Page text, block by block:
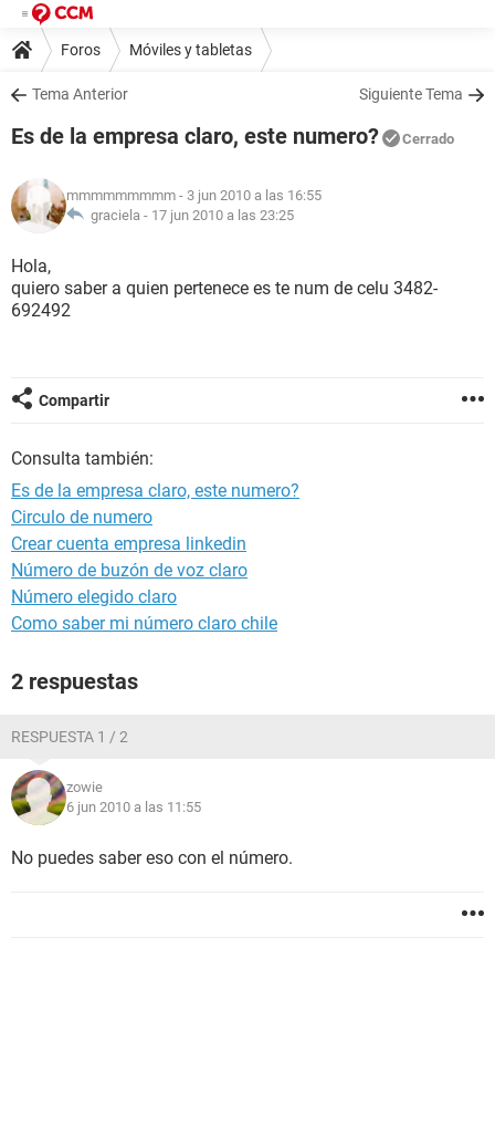
Foros Móviles y tabletas
Tema Anterior Siguiente Tema
Es de la empresa claro, este numero? Cerrado
mmmmmmmmm - 3 jun 2010 a las 16:55
graciela - 17 jun 2010 a las 23:25
Hola,
quiero saber a quien pertenece es te num de celu 3482-
692492
Compartir
Consulta también:
Es de la empresa claro, este numero?
Circulo de numero
Crear cuenta empresa linkedin
Número de buzón de voz claro
Número elegido claro
Como saber mi número claro chile
2 respuestas
RESPUESTA 1 / 2
zowie
6 jun 2010 a las 11:55
No puedes saber eso con el número.